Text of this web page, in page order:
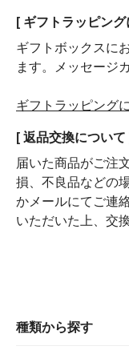
[ ギフトラッピン
ギフトボックスに
ます。メッセージ
ギフトラッピング
[ 返品交換について
届いた商品がご注
損、不良品などの
かメールにてご連
いただいた上、交
種類から探す